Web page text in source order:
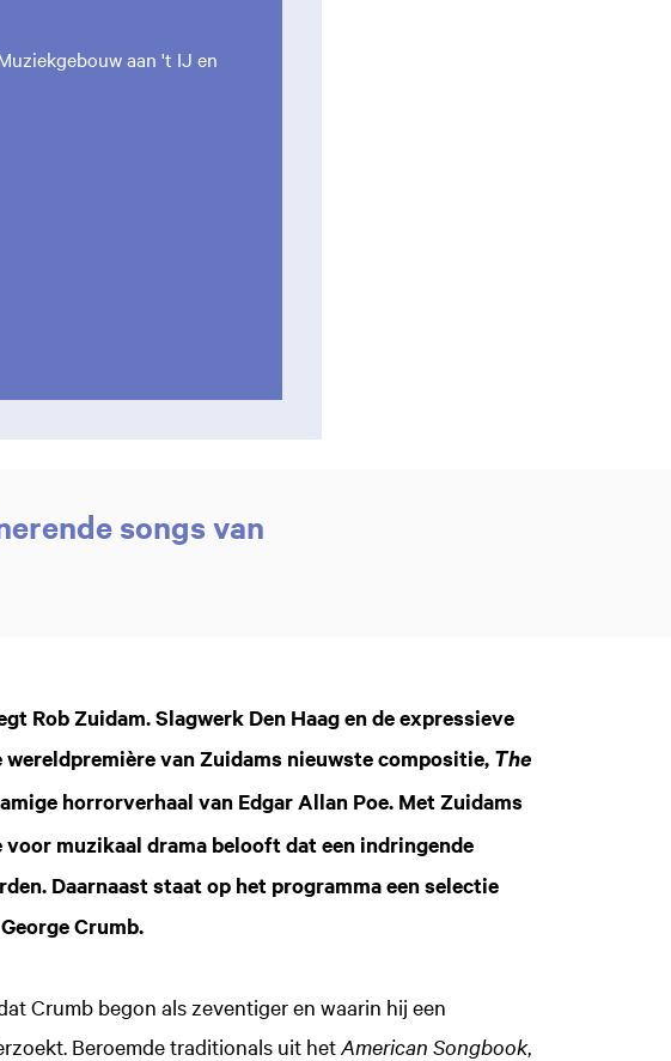
aan 't IJ en
songs van
Rob Zuidam. Slagwerk Den Haag en de expressieve
wereldpremière van Zuidams nieuwste compositie, The
horrorverhaal van Edgar Allan Poe. Met Zuidams
muzikaal drama belooft dat een indringende
Daarnaast staat op het programma een selectie
Crumb.
Crumb begon als zeventiger en waarin hij een
Beroemde traditionals uit het American Songbook,